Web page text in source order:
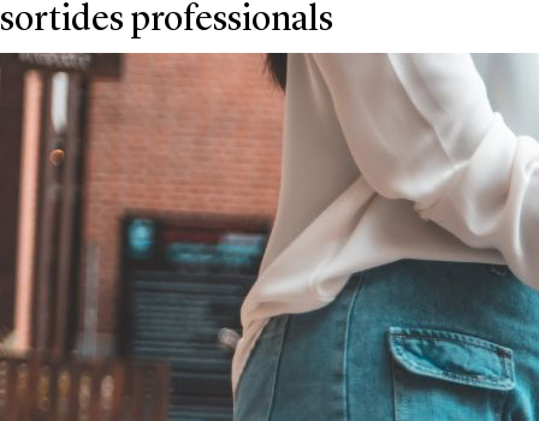
sortides professionals